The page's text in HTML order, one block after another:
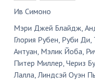
Ив Симоно
Мэри Джей Блайдж,
Глория Рубен, Руби Ди,
Антуан, Мэлик Йоба,
Питер Миллер,Чериз
Лалла,Линдсэй Оуэн